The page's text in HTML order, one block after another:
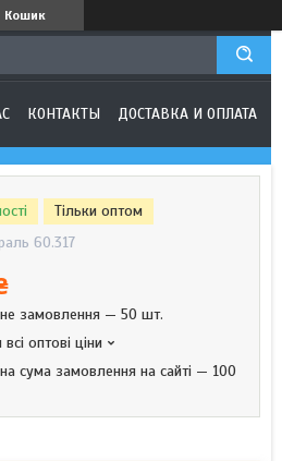
Кошик
КОНТАКТЫ ДОСТАВКА И ОПЛАТА
Тільки оптом
60.317
замовлення — 50 шт.
оптові ціни
сума замовлення на сайті — 100